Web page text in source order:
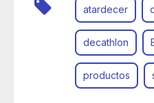
atardecer
decathlon
productos